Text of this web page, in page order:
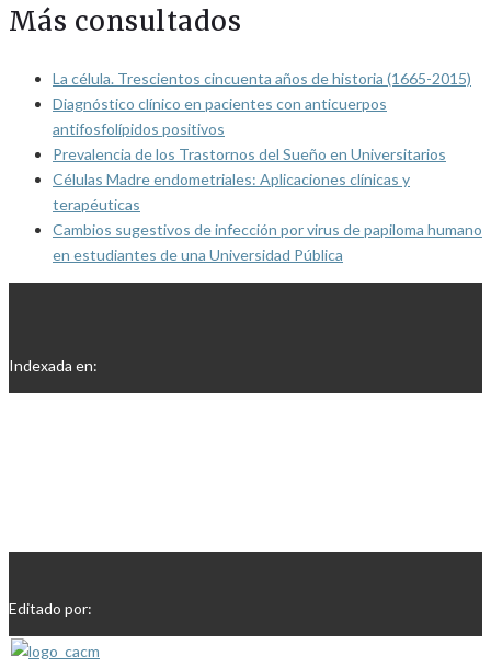
Más consultados
La célula. Trescientos cincuenta años de historia (1665-2015)
Diagnóstico clínico en pacientes con anticuerpos
antifosfolípidos positivos
Prevalencia de los Trastornos del Sueño en Universitarios
Células Madre endometriales: Aplicaciones clínicas y
terapéuticas
Cambios sugestivos de infección por virus de papiloma humano
en estudiantes de una Universidad Pública
Indexada en:
Editado por: